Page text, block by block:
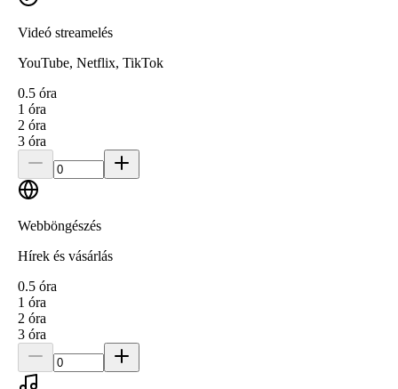
Videó streamelés
YouTube, Netflix, TikTok
0.5 óra
1 óra
2 óra
3 óra
Webböngészés
Hírek és vásárlás
0.5 óra
1 óra
2 óra
3 óra